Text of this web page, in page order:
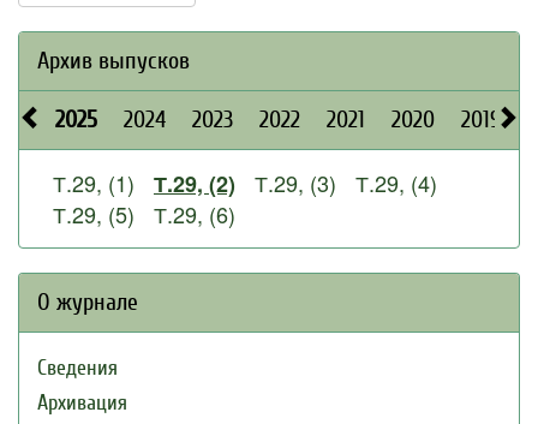
Архив выпусков
2025 2024 2023 2022 2021 2020 2019
Т.29, (1) Т.29, (2) Т.29, (3)
Т.29, (4)
Т.29, (5)
Т.29, (6)
О журнале
Сведения
Архивация